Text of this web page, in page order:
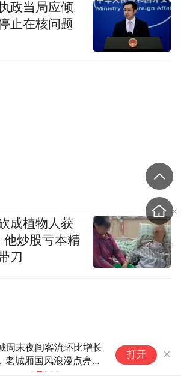
周末夜间客流环比增长
老城厢国风浪漫点亮夏
打开
政当局应倾
止在核问题
成植物人获
他炒股亏本精
刀